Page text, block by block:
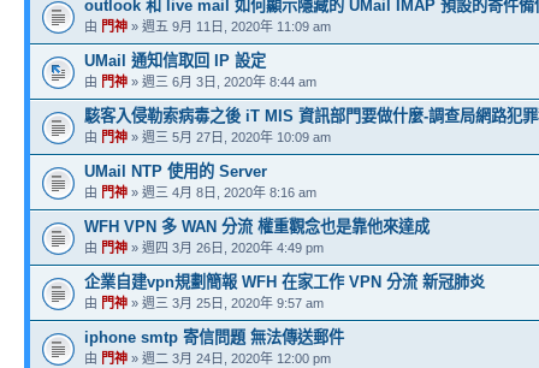
outlook 和 live mail 如何顯示隱藏的 UMail IMAP 預設的寄件備
由 門神 » 週五 9月 11日, 2020年 11:09 am
UMail 通知信取回 IP 設定
由 門神 » 週三 6月 3日, 2020年 8:44 am
駭客入侵勒索病毒之後 iT MIS 資訊部門要做什麼-調查局網路犯
由 門神 » 週三 5月 27日, 2020年 10:09 am
UMail NTP 使用的 Server
由 門神 » 週三 4月 8日, 2020年 8:16 am
WFH VPN 多 WAN 分流 權重觀念也是靠他來達成
由 門神 » 週四 3月 26日, 2020年 4:49 pm
企業自建vpn規劃簡報 WFH 在家工作 VPN 分流 新冠肺炎
由 門神 » 週三 3月 25日, 2020年 9:57 am
iphone smtp 寄信問題 無法傳送郵件
由 門神 » 週二 3月 24日, 2020年 12:00 pm